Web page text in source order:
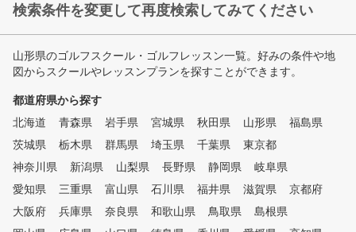
検索条件を変更して再度検索してみてください
山形県のゴルフスクール・ゴルフレッスン一覧。好みの条件や地
図からスクールやレッスンプランを探すことができます。
都道府県から探す
北海道
青森県 岩手県 宮城県 秋田県 山形県
福島県
茨城県
栃木県 群馬県 埼玉県 千葉県
東京都
神奈川県
新潟県 山梨県 長野県 静岡県
岐阜県
愛知県
三重県 富山県 石川県 福井県 滋賀県
京都府
大阪府
兵庫県 奈良県 和歌山県 鳥取県
島根県